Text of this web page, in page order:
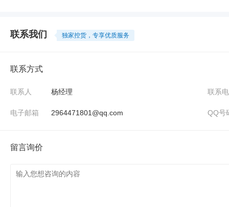
联系我们 独家控货，专享优质服务
联系方式
联系人 杨经理 联系
电子邮箱 2964471801@qq.com QQ号
留言询价